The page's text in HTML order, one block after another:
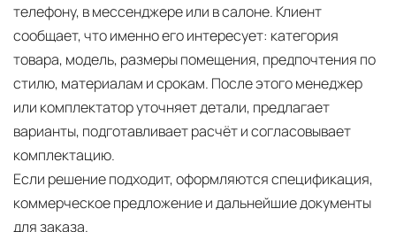
телефону, в мессенджере или в салоне. Клиент
сообщает, что именно его интересует: категория
товара, модель, размеры помещения, предпочтения по
стилю, материалам и срокам. После этого менеджер
или комплектатор уточняет детали, предлагает
варианты, подготавливает расчёт и согласовывает
комплектацию.
Если решение подходит, оформляются спецификация,
коммерческое предложение и дальнейшие документы
для заказа.